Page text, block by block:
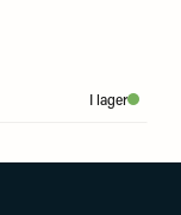
I lager